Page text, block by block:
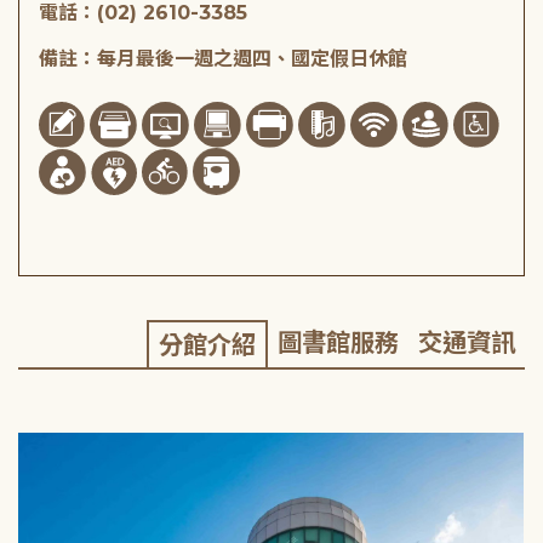
電話：(02) 2610-3385
備註：每月最後一週之週四、國定假日休館
分館介紹 圖書館服務 交通資訊